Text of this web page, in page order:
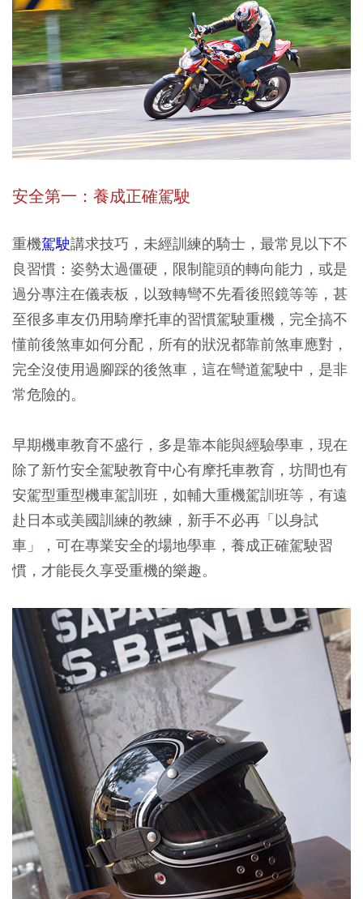
安全第一：養成正確駕駛
重機駕駛講求技巧，未經訓練的騎士，最常見以下不
良習慣：姿勢太過僵硬，限制龍頭的轉向能力，或是
過分專注在儀表板，以致轉彎不先看後照鏡等等，甚
至很多車友仍用騎摩托車的習慣駕駛重機，完全搞不
懂前後煞車如何分配，所有的狀況都靠前煞車應對，
完全沒使用過腳踩的後煞車，這在彎道駕駛中，是非
常危險的。
早期機車教育不盛行，多是靠本能與經驗學車，現在
除了新竹安全駕駛教育中心有摩托車教育，坊間也有
安駕型重型機車駕訓班，如輔大重機駕訓班等，有遠
赴日本或美國訓練的教練，新手不必再「以身試
車」，可在專業安全的場地學車，養成正確駕駛習
慣，才能長久享受重機的樂趣。